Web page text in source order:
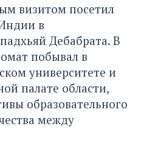
визитом посетил
в
Дебабрата. В
побывал в
университете и
палате области,
образовательного
между